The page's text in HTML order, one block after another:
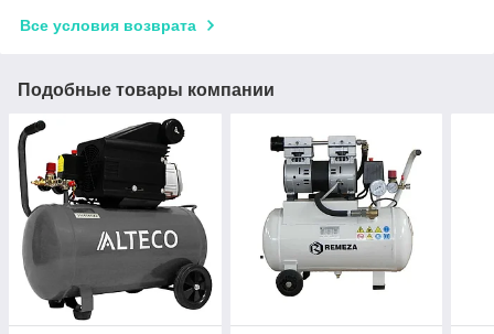
Все условия возврата
Подобные товары компании